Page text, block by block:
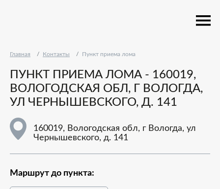
Главная Контакты Пункт приема лома
ПУНКТ ПРИЕМА ЛОМА - 160019,
ВОЛОГОДСКАЯ ОБЛ, Г ВОЛОГДА,
УЛ ЧЕРНЫШЕВСКОГО, Д. 141
160019, Вологодская обл, г Вологда, ул
Чернышевского, д. 141
Маршрут до пункта: